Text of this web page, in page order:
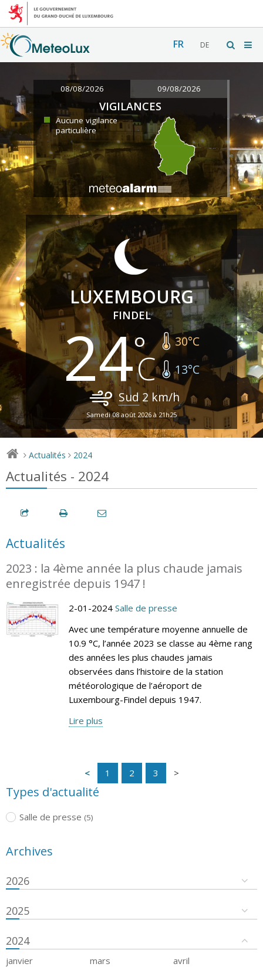
FR DE
08/08/2026 09/08/2026
VIGILANCES
Aucune vigilance
particulière
LUXEMBOURG
FINDEL
24 30°C
13°C
Sud 2 km/h
Samedi 08 août 2026 à 21h25
> Actualités > 2024
Actualités - 2024
Actualités
2023 : la 4ème année la plus chaude jamais
enregistrée depuis 1947 !
2-01-2024 Salle de presse
Avec une température moyenne annuelle de
10.9 °C, l’année 2023 se classe au 4ème rang
des années les plus chaudes jamais
observées dans l’histoire de la station
météorologique de l’aéroport de
Luxembourg-Findel depuis 1947.
Lire plus
1 2 3
Types d'actualité
Salle de presse (5)
Archives
2026
2025
2024
janvier mars
avril